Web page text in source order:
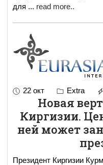
для ... read more..
22 окт Extra
Новая
Киргизии.
ней может
Президент Киргизии